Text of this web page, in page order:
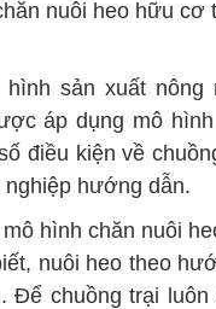
nuôi heo hữu cơ
sản xuất nông
áp dụng mô
điều kiện về
nghiệp hướng dẫn.
hình chăn nuôi
nuôi heo theo
Để chuồng trại